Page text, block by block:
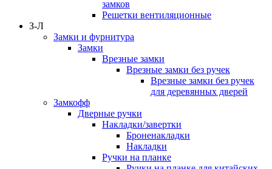
замков
Решетки вентиляционные
З-Л
Замки и фурнитура
Замки
Врезные замки
Врезные замки без ручек
Врезные замки без ручек
для деревянных дверей
Замкофф
Дверные ручки
Накладки/завертки
Броненакладки
Накладки
Ручки на планке